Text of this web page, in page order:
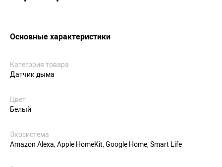
Основные характеристики
Категория товара
Датчик дыма
Цвет
Белый
Экосистема
Amazon Alexa, Apple HomeKit, Google Home, Smart Life